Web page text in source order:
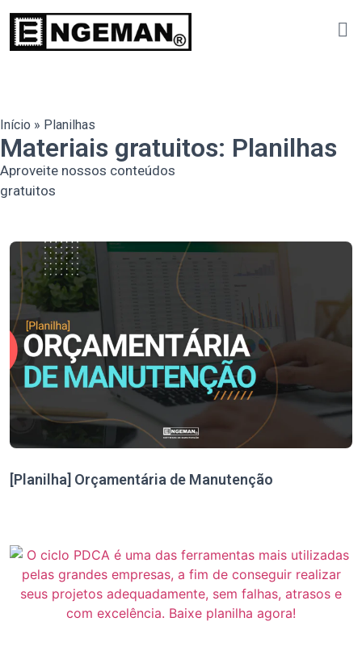
Início » Planilhas
Materiais gratuitos: Planilhas
Aproveite nossos conteúdos
gratuitos
[Planilha] Orçamentária de Manutenção